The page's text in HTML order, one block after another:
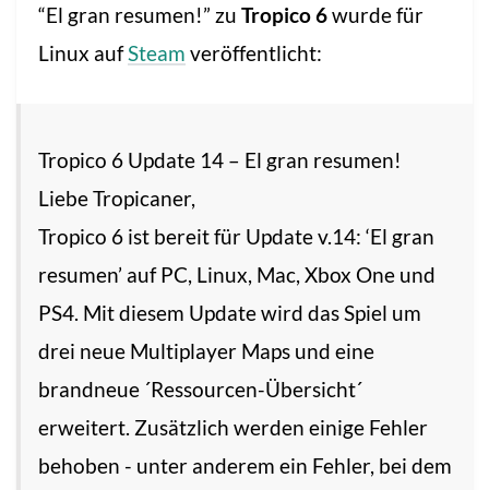
“El gran resumen!” zu Tropico 6wurde für
Linux aufSteam veröffentlicht:
Tropico 6 Update 14 – El gran resumen!
Liebe Tropicaner,
Tropico 6 ist bereit für Update v.14: ‘El gran
resumen’ auf PC, Linux, Mac, Xbox One und
PS4. Mit diesem Update wird das Spiel um
drei neue Multiplayer Maps und eine
brandneue ´Ressourcen-Übersicht´
erweitert. Zusätzlich werden einige Fehler
behoben - unter anderem ein Fehler, bei dem